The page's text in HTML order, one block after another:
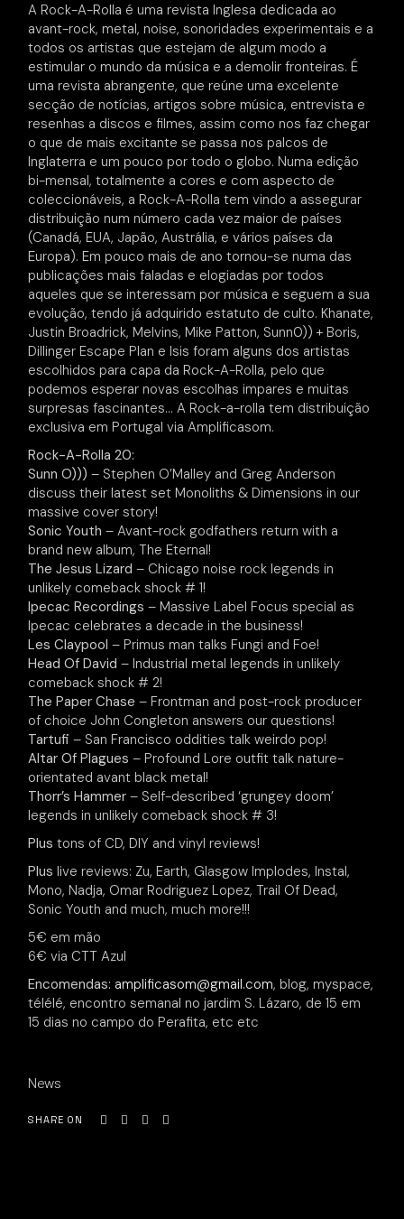
A Rock-A-Rolla é uma revista Inglesa dedicada ao
avant-rock, metal, noise, sonoridades experimentais e a
todos os artistas que estejam de algum modo a
estimular o mundo da música e a demolir fronteiras. É
uma revista abrangente, que reúne uma excelente
secção de notícias, artigos sobre música, entrevista e
resenhas a discos e filmes, assim como nos faz chegar
o que de mais excitante se passa nos palcos de
Inglaterra e um pouco por todo o globo. Numa edição
bi-mensal, totalmente a cores e com aspecto de
coleccionáveis, a Rock-A-Rolla tem vindo a assegurar
distribuição num número cada vez maior de países
(Canadá, EUA, Japão, Austrália, e vários países da
Europa). Em pouco mais de ano tornou-se numa das
publicações mais faladas e elogiadas por todos
aqueles que se interessam por música e seguem a sua
evolução, tendo já adquirido estatuto de culto. Khanate,
Justin Broadrick, Melvins, Mike Patton, Sunn0)) + Boris,
Dillinger Escape Plan e Isis foram alguns dos artistas
escolhidos para capa da Rock-A-Rolla, pelo que
podemos esperar novas escolhas impares e muitas
surpresas fascinantes… A Rock-a-rolla tem distribuição
exclusiva em Portugal via Amplificasom.
Rock-A-Rolla 20:
Sunn O))) – Stephen O’Malley and Greg Anderson
discuss their latest set Monoliths & Dimensions in our
massive cover story!
Sonic Youth – Avant-rock godfathers return with a
brand new album, The Eternal!
The Jesus Lizard – Chicago noise rock legends in
unlikely comeback shock # 1!
Ipecac Recordings – Massive Label Focus special as
Ipecac celebrates a decade in the business!
Les Claypool – Primus man talks Fungi and Foe!
Head Of David – Industrial metal legends in unlikely
comeback shock # 2!
The Paper Chase – Frontman and post-rock producer
of choice John Congleton answers our questions!
Tartufi – San Francisco oddities talk weirdo pop!
Altar Of Plagues – Profound Lore outfit talk nature-
orientated avant black metal!
Thorr’s Hammer – Self-described ‘grungey doom’
legends in unlikely comeback shock # 3!
Plus tons of CD, DIY and vinyl reviews!
Plus live reviews: Zu, Earth, Glasgow Implodes, Instal,
Mono, Nadja, Omar Rodriguez Lopez, Trail Of Dead,
Sonic Youth and much, much more!!!
5€ em mão
6€ via CTT Azul
Encomendas: amplificasom@gmail.com, blog, myspace,
télélé, encontro semanal no jardim S. Lázaro, de 15 em
15 dias no campo do Perafita, etc etc
News
SHARE ON